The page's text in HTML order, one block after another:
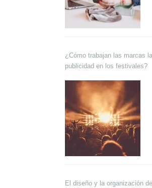
¿Cómo trabajan las marcas la
publicidad en los festivales?
El diseño y la organización